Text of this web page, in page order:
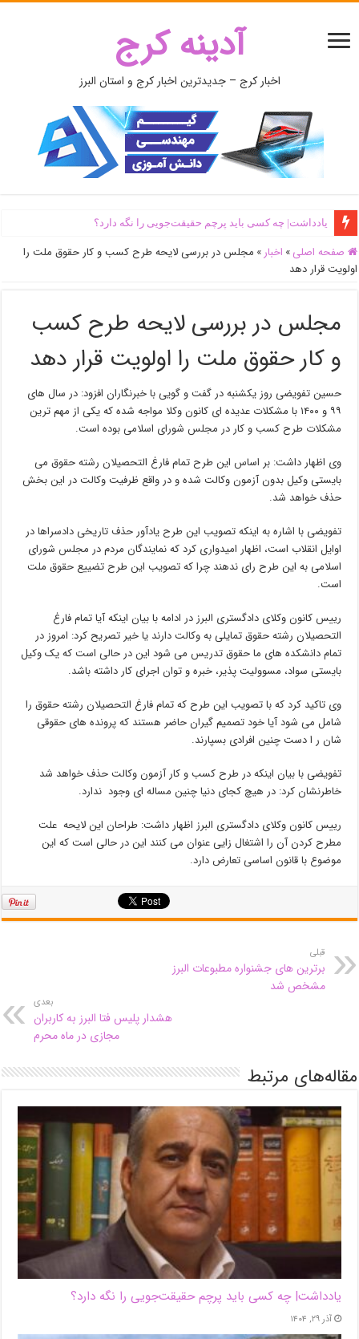
آدینه کرج
اخبار کرج – جدیدترین اخبار کرج و استان البرز
یادداشت| ‌چه کسی باید پرچم حقیقت‌جویی را نگه دارد؟
صفحه اصلی » اخبار » مجلس در بررسی لایحه طرح کسب و کار حقوق ملت را
اولویت قرار دهد
مجلس در بررسی لایحه طرح کسب
و کار حقوق ملت را اولویت قرار دهد
حسین تفویضی روز یکشنبه در گفت و گویی با خبرنگاران افزود: در سال های
۹۹ و ۱۴۰۰ با مشکلات عدیده ای کانون وکلا مواجه شده که یکی از مهم ترین
مشکلات طرح کسب و کار در مجلس شورای اسلامی بوده است.
وی اظهار داشت: بر اساس این طرح تمام فارغ التحصیلان رشته حقوق می
بایستی وکیل بدون آزمون وکالت شده و در واقع ظرفیت وکالت در این بخش
حذف خواهد شد.
تفویضی با اشاره به اینکه تصویب این طرح یادآور حذف تاریخی دادسراها در
اوایل انقلاب است، اظهار امیدواری کرد که نمایندگان مردم در مجلس شورای
اسلامی به این طرح رای ندهند چرا که تصویب این طرح تضییع حقوق ملت
است.
رییس کانون وکلای دادگستری البرز در ادامه با بیان اینکه آیا تمام فارغ
التحصیلان رشته حقوق تمایلی به وکالت دارند یا خیر تصریح کرد: امروز در
تمام دانشکده های ما حقوق تدریس می شود این در حالی است که یک وکیل
بایستی سواد، مسوولیت پذیر، خبره و توان اجرای کار داشته باشد.
وی تاکید کرد که با تصویب این طرح که تمام فارغ التحصیلان رشته حقوق را
شامل می شود آیا خود تصمیم گیران حاضر هستند که پرونده های حقوقی
شان ر ا دست چنین افرادی بسپارند.
تفویضی با بیان اینکه در طرح کسب و کار آزمون وکالت حذف خواهد شد
خاطرنشان کرد: در هیچ کجای دنیا چنین مساله ای وجود ندارد.
رییس کانون وکلای دادگستری البرز اظهار داشت: طراحان این لایحه علت
مطرح کردن آن را اشتغال زایی عنوان می کنند این در حالی است که این
موضوع با قانون اساسی تعارض دارد.
قبلی
برترین های جشنواره مطبوعات البرز
مشخص شد
بعدی
هشدار پلیس فتا البرز به کاربران
مجازی در ماه محرم
مقاله‌های مرتبط
یادداشت| ‌چه کسی باید پرچم حقیقت‌جویی را نگه دارد؟
آذر ۲۹, ۱۴۰۴